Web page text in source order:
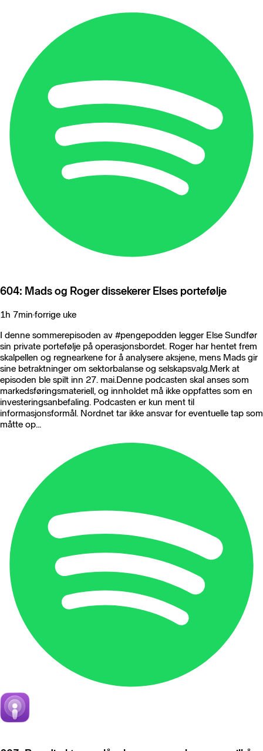
604: Mads og Roger dissekerer Elses portefølje
1h 7min·forrige uke
I denne sommerepisoden av #pengepodden legger Else Sundfør
sin private portefølje på operasjonsbordet. Roger har hentet frem
skalpellen og regnearkene for å analysere aksjene, mens Mads gir
sine betraktninger om sektorbalanse og selskapsvalg.Merk at
episoden ble spilt inn 27. mai.Denne podcasten skal anses som
markedsføringsmateriell, og innholdet må ikke oppfattes som en
investeringsanbefaling. Podcasten er kun ment til
informasjonsformål. Nordnet tar ikke ansvar for eventuelle tap som
måtte op...